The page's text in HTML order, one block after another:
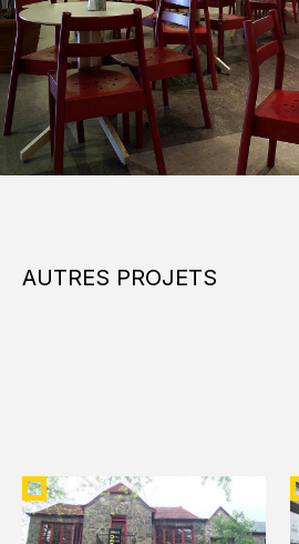
AUTRES PROJETS
RÉNOVATION DU 2795-97
WILLOWDALE